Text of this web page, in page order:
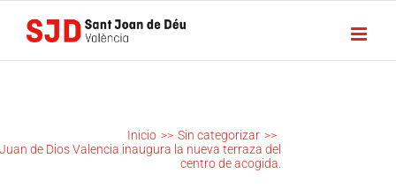
Saltar
contenido
Inicio >> Sin categorizar >>
de Dios Valencia inaugura la nueva terraza del
centro de acogida.